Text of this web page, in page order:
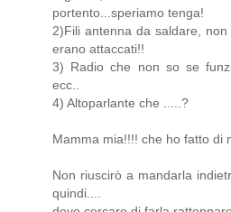
portento...speriamo tenga!
2)Fili antenna da saldare,
erano attaccati!!
3) Radio che non so se
ecc..
4) Altoparlante che .....?
Mamma mia!!!! che ho fatto di
Non riuscirò a mandarla
quindi....